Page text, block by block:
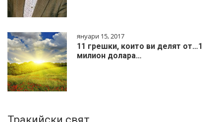
януари 15, 2017
11 грешки, които ви делят от…1
милиoн дoлapa…